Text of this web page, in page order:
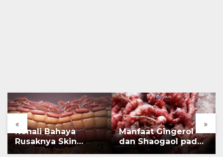
« »
Kenali Bahaya
Rusaknya Skin
Barrier
Manfaat Gingerol
dan Shaogaol pada